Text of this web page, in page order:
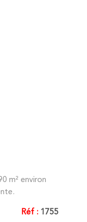
m² environ
Réf : 1755